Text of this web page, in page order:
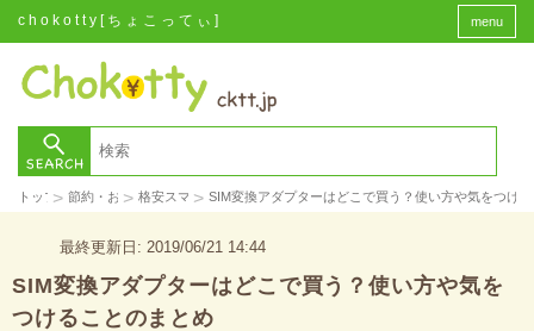
chokotty[ちょこってぃ] menu
トップ> 節約・お金
> 格安スマホ
> SIM変換アダプターはどこで買う？使い方や気をつけ
最終更新日: 2019/06/21 14:44
SIM変換アダプターはどこで買う？使い方や気を
つけることのまとめ